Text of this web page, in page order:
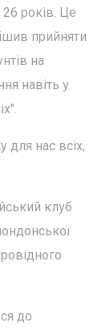
років. Це
прийняти
на
навіть у
для нас всіх,
клуб
до